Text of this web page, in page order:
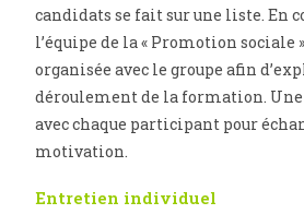
candidats se fait sur une liste. En
l’équipe de la « Promotion sociale
organisée avec le groupe afin
déroulement de la formation.
avec chaque participant pour
motivation.
Entretien individuel